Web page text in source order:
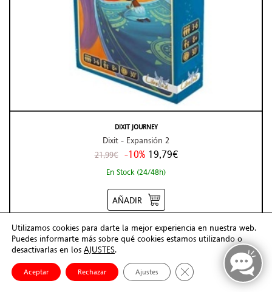
DIXIT JOURNEY
Dixit - Expansión 2
21,99€ -10% 19,79€
En Stock (24/48h)
AÑADIR
Utilizamos cookies para darte la mejor experiencia en nuestra web.
Puedes informarte más sobre qué cookies estamos utilizando o
desactivarlas en los AJUSTES.
Aceptar Rechazar Ajustes Cerrar el banner de